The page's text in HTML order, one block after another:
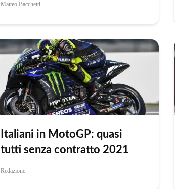
Matteo Bacchetti
Italiani in MotoGP: quasi
tutti senza contratto 2021
Redazione